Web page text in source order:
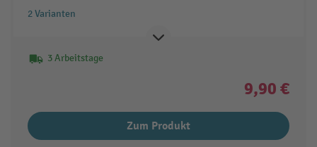
2 Varianten
3 Arbeitstage
9,90 €
Zum Produkt